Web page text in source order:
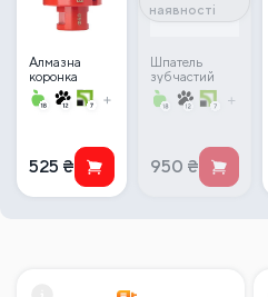
Алмазна
коронка
NOVQO
Pulsar PRO
525 ₴
наявності
Шпатель
зубчастий
Shijing 5107-
1260-15 з
мм зуб 15 мм
950 ₴